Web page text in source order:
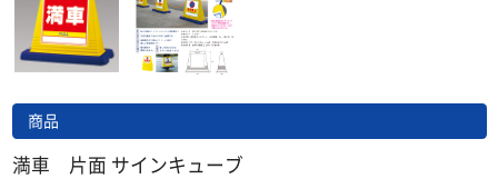
商品
満車 片面 サインキューブ